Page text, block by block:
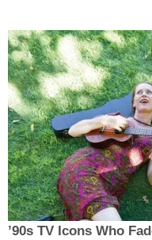
’90s TV Icons Who